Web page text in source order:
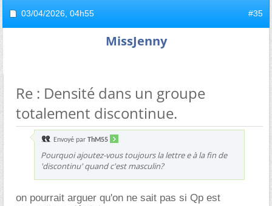
03/04/2026, 04h55 #35
MissJenny
Re : Densité dans un groupe
totalement discontinue.
Envoyé par ThM55
Pourquoi ajoutez-vous toujours la lettre e à la fin de
'discontinu' quand c'est masculin?
on pourrait arguer qu'on ne sait pas si Qp est